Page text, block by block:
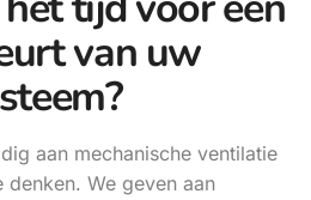
van uw
aan mechanische ventilatie
denken. We geven aan